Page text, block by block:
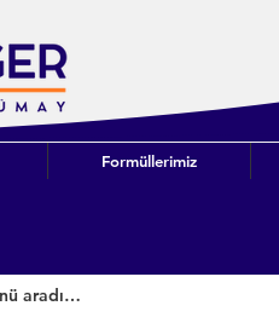
Formüllerimiz